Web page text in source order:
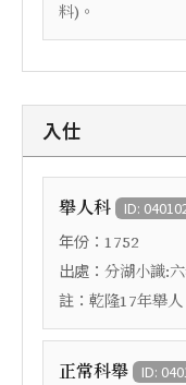
料)。
入仕
舉人科 ID:
年份： 1752
出處： 分湖小識:
註： 乾隆17年舉人
正常科舉 ID: